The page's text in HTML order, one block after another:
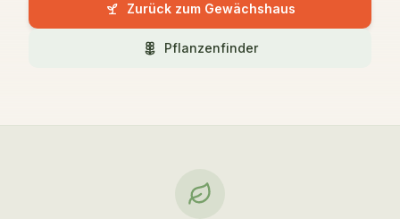
Zurück zum Gewächshaus
Pflanzenfinder